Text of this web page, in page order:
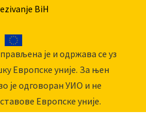
BiH
је и одржава се уз
Европске уније. За њен
је одговоран УИО и не
Европске уније.